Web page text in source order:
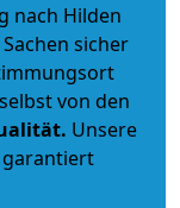
nach Hilden
sicher
von den
. Unsere
garantiert